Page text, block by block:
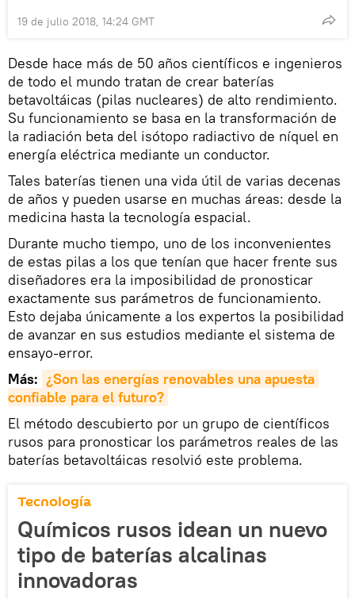
19 de julio 2018, 14:24 GMT
Desde hace más de 50 años científicos e ingenieros
de todo el mundo tratan de crear baterías
betavoltáicas (pilas nucleares) de alto rendimiento.
Su funcionamiento se basa en la transformación de
la radiación beta del isótopo radiactivo de níquel en
energía eléctrica mediante un conductor.
Tales baterías tienen una vida útil de varias decenas
de años y pueden usarse en muchas áreas: desde la
medicina hasta la tecnología espacial.
Durante mucho tiempo, uno de los inconvenientes
de estas pilas a los que tenían que hacer frente sus
diseñadores era la imposibilidad de pronosticar
exactamente sus parámetros de funcionamiento.
Esto dejaba únicamente a los expertos la posibilidad
de avanzar en sus estudios mediante el sistema de
ensayo-error.
Más: ¿Son las energías renovables una apuesta
confiable para el futuro?
El método descubierto por un grupo de científicos
rusos para pronosticar los parámetros reales de las
baterías betavoltáicas resolvió este problema.
Tecnología
Químicos rusos idean un nuevo
tipo de baterías alcalinas
innovadoras